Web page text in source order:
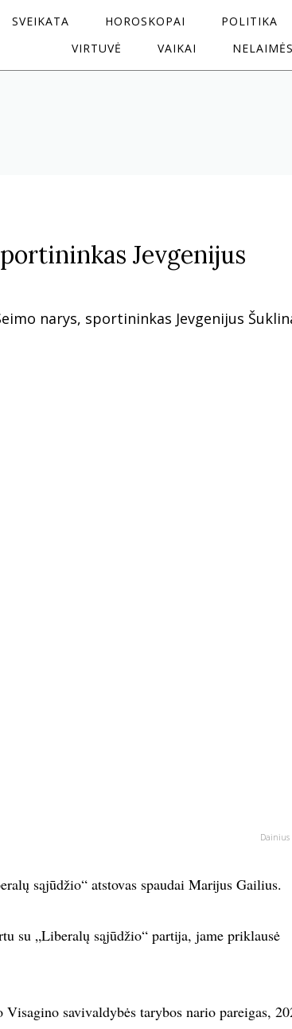
SVEIKATA HOROSKOPAI POLITIKA
VIRTUVĖ
VAIKAI NELAIMĖS
Jevgenijus
narys, sportininkas Jevgenijus
Dainius
sąjūdžio“ atstovas spaudai Marijus Gailius.
su „Liberalų sąjūdžio“ partija, jame priklausė
savivaldybės tarybos nario pareigas,